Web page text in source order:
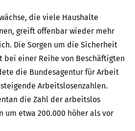
die viele Haushalte
greift offenbar wieder mehr
Die Sorgen um die Sicherheit
bei einer Reihe von Beschäftigten
die Bundesagentur für Arbeit
Arbeitslosenzahlen.
die Zahl der arbeitslos
um etwa 200.000 höher als vor